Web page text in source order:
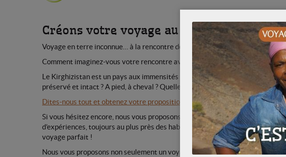
Créons votre voyage au Kirghizistan
Voyage en terre inconnue… à la rencontre des nomades d’Asie Centrale !
Comment imaginez-vous votre rencontre avec ce peuple si accueillant et
Le Kirghizistan est un pays aux immensités sans limite. Comment
préservé et intact ? A pied, à cheval ? Quelles sont vos envies ?
Dites-nous tout et obtenez votre proposition de voyage sur-mesure au
Si vous hésitez encore, nous vous proposons ci-dessous quelques
d’expériences, toujours au plus près des habitants et dans le respect de nos
voyage parfait !
Nous vous proposons non seulement un voyage sur-mesure, mais